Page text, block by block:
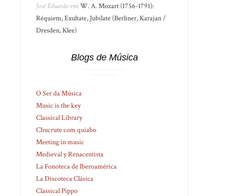
José EduardoemW. A. Mozart (1756-1791):
Réquiem, Exultate, Jubilate (Berliner, Karajan /
Dresden, Klee)
Blogs de Música
O Ser da Música
Music is the key
Classical Library
Chucrute com quiabo
Meeting in music
Medieval y Renacentista
La Fonoteca de Iberoamérica
La Discoteca Clásica
Classical Pippo